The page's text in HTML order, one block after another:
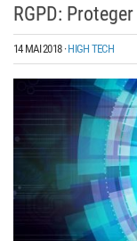
RGPD:
14 MAI 2018·HIGH TECH